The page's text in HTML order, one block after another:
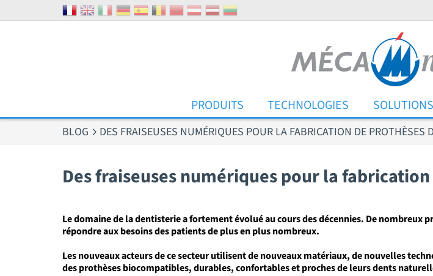
PRODUITS TECHNOLOGIES SOLUTIONS
BLOG DES FRAISEUSES NUMÉRIQUES POUR LA FABRICATION DE PROTHÈSES
Des fraiseuses numériques pour la
Le domaine de la dentisterie a fortement évolué au cours des décennies. De
répondre aux besoinsdes patients de plus en plus nombreux.
Les nouveaux acteurs de cesecteurutilisent de nouveaux matériaux, de nouvelles
des prothèses biocompatibles, durables, confortables et proches de leurs dents
Panneau de gestion des cookies